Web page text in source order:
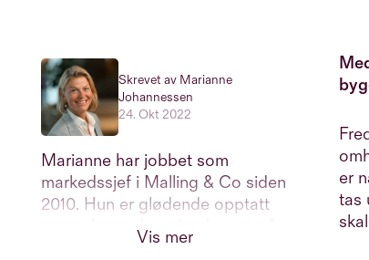
Skrevet av Marianne
Johannessen
24. Okt 2022
Marianne har jobbet som
markedssjef i Malling & Co siden
2010. Hun er glødende opptatt
av merkevarebygging basert på
samspillet mellom
Vis mer
er
tas